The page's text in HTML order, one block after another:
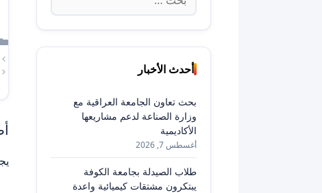
عن:
أحدث الأخبار
بحث تعاون الجامعة العراقية مع
وزارة الصناعة لدعم مشاريعها
الأكاديمية
أغسطس 7, 2026
طلاب الصيدلة بجامعة الكوفة
يبتكرون مشتقات كيميائية واعدة